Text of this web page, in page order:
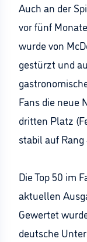
Auch an der
vor fünf
wurde von
gestürzt und
Fans die neue
dritten Platz
stabil auf Rang
Die Top 50 im
aktuellen
Gewertet
deutsche